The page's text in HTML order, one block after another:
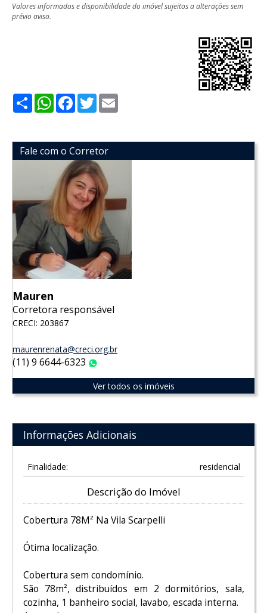
Valores informados e disponibilidade do imóvel sujeitos a alterações sem
prévio aviso.
ShareWhatsApp
Facebook
Twitter
Fale com o Corretor
Mauren
Corretora responsável
CRECI: 203867
maurenrenata@creci.org.br
(11) 9 6644-6323
Ver todos os imóveis
Informações Adicionais
Finalidade: residencial
Descrição do Imóvel
Cobertura 78M² Na Vila Scarpelli
Ótima localização.
Cobertura sem condomínio.
São 78m², distribuídos em 2 dormitórios, sala,
cozinha, 1 banheiro social, lavabo, escada interna.